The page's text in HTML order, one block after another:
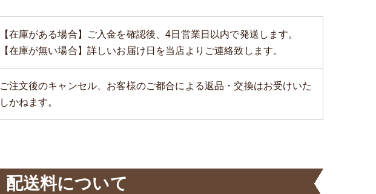
【在庫がある場合】ご入金を確認後、4日営業日以内で発送します。
【在庫が無い場合】詳しいお届け日を当店よりご連絡致します。
ご注文後のキャンセル、お客様のご都合による返品・交換はお受けいた
しかねます。
配送料について